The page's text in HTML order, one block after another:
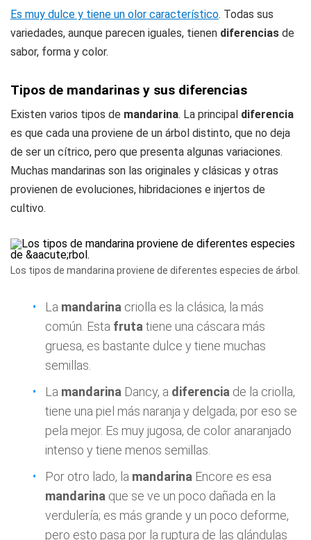
Es muy dulce y tiene un olor característico. Todas sus
variedades, aunque parecen iguales, tienen diferencias de
sabor, forma y color.
Tipos de mandarinas y sus diferencias
Existen varios tipos de mandarina. La principal diferencia
es que cada una proviene de un árbol distinto, que no deja
de ser un cítrico, pero que presenta algunas variaciones.
Muchas mandarinas son las originales y clásicas y otras
provienen de evoluciones, hibridaciones e injertos de
cultivo.
Los tipos de mandarina proviene de diferentes especies de árbol.
La mandarina criolla es la clásica, la más
común. Esta fruta tiene una cáscara más
gruesa, es bastante dulce y tiene muchas
semillas.
La mandarina Dancy, a diferencia de la criolla,
tiene una piel más naranja y delgada; por eso se
pela mejor. Es muy jugosa, de color anaranjado
intenso y tiene menos semillas.
Por otro lado, la mandarina Encore es esa
mandarina que se ve un poco dañada en la
verdulería; es más grande y un poco deforme,
pero esto pasa por la ruptura de las glándulas